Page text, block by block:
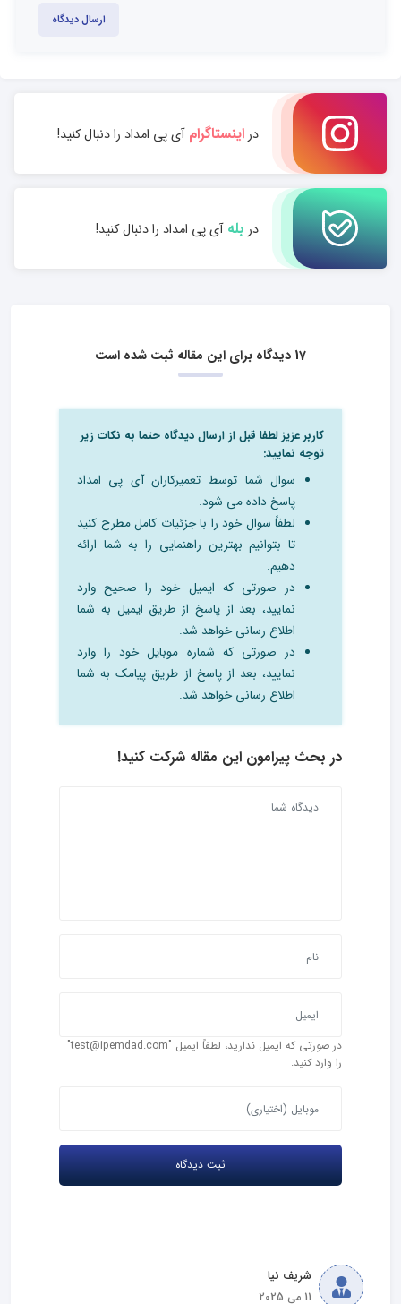
ارسال دیدگاه
دراینستاگرامآی پی امداد را دنبال کنید!
در بلهآی پی امداد را دنبال کنید!
17 دیدگاه برای این مقاله ثبت شده است
کاربر عزیز لطفا قبل از ارسال دیدگاه حتما به نکات زیر
توجه نمایید:
سوال شما توسط تعمیرکاران آی پی امداد
پاسخ داده می شود.
لطفاً سوال خود را با جزئیات کامل مطرح کنید
تا بتوانیم بهترین راهنمایی را به شما ارائه
دهیم.
در صورتی که ایمیل خود را صحیح وارد
نمایید، بعد از پاسخ از طریق ایمیل به شما
اطلاع رسانی خواهد شد.
در صورتی که شماره موبایل خود را وارد
نمایید، بعد از پاسخ از طریق پیامک به شما
اطلاع رسانی خواهد شد.
در بحث‌ پیرامون این مقاله شرکت کنید!
در صورتی که ایمیل ندارید، لطفاً ایمیل "test@ipemdad.com"
را وارد کنید.
شریف نیا
11 می 2025